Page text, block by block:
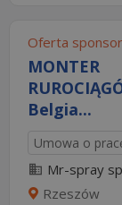
Oferta
MONTER
Belgia...
Umowa o
Mr-spray
Rzeszów